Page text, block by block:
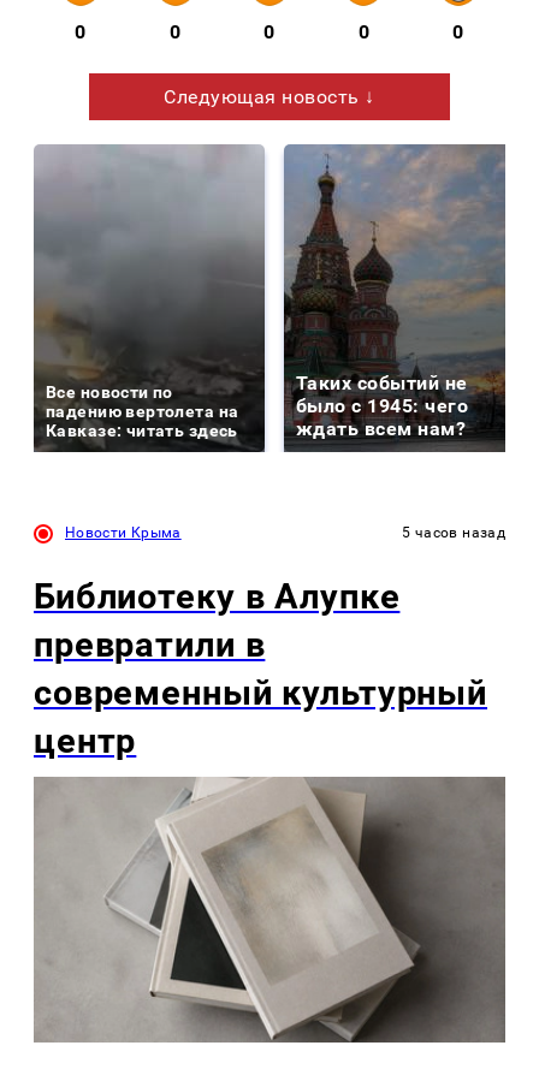
0 0 0 0 0
Следующая новость ↓
Все новости по
падению вертолета на
Кавказе: читать здесь
Таких событий не
было с 1945: чего
ждать всем нам?
Новости Крыма 5 часов назад
Библиотеку в Алупке
превратили в
современный культурный
центр